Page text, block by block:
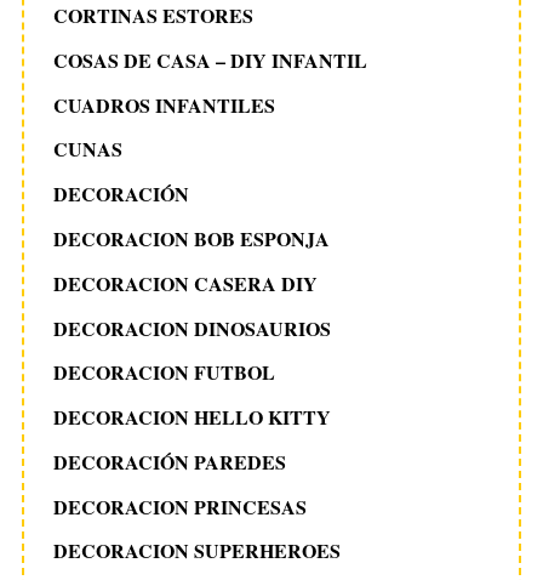
CORTINAS ESTORES
COSAS DE CASA – DIY INFANTIL
CUADROS INFANTILES
CUNAS
DECORACIÓN
DECORACION BOB ESPONJA
DECORACION CASERA DIY
DECORACION DINOSAURIOS
DECORACION FUTBOL
DECORACION HELLO KITTY
DECORACIÓN PAREDES
DECORACION PRINCESAS
DECORACION SUPERHEROES